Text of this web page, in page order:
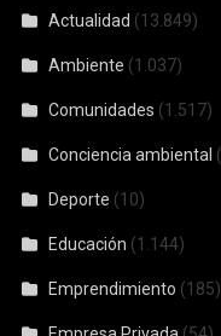
Actualidad (13.849)
Ambiente (1.037)
Comunidades (1.517)
Conciencia ambiental
Deporte (10)
Educación (1.144)
Emprendimiento (185)